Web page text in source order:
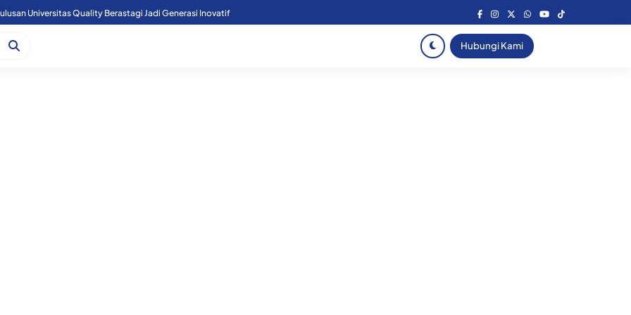
Universitas Quality Berastagi Jadi Generasi Inovatif
Hubungi Kami